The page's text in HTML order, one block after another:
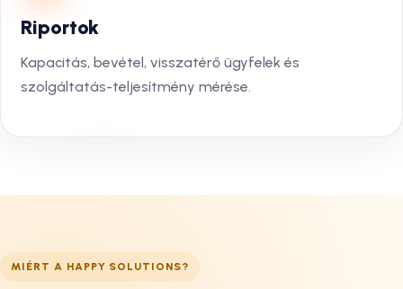
Riportok
Kapacitás, bevétel, visszatérő ügyfelek és
szolgáltatás-teljesítmény mérése.
MIÉRT A HAPPY SOLUTIONS?